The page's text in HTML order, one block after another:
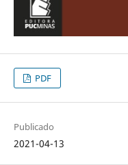
PDF
Publicado
2021-04-13